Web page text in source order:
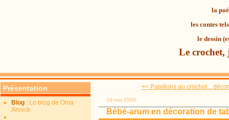
la
les contes
le dessin
Le crochet,
Présentation
Blog : Le blog de Oma
Annick
<< Papillons au crochet ..
16 mai 2009
Bébé-arum en décoration de